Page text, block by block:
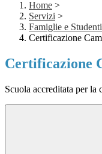
Home >
Servizi >
Famiglie e Studenti
Certificazione
Certificazione
Scuola accreditata per